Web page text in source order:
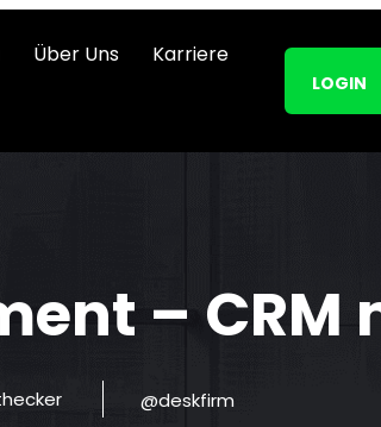
Über Uns
Karriere
LOGIN
– CRM
@deskfirm